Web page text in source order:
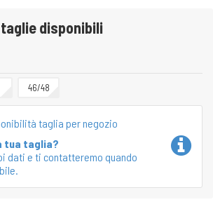
disponibili
46/48
taglia per negozio
tua taglia?
dati e ti contatteremo quando